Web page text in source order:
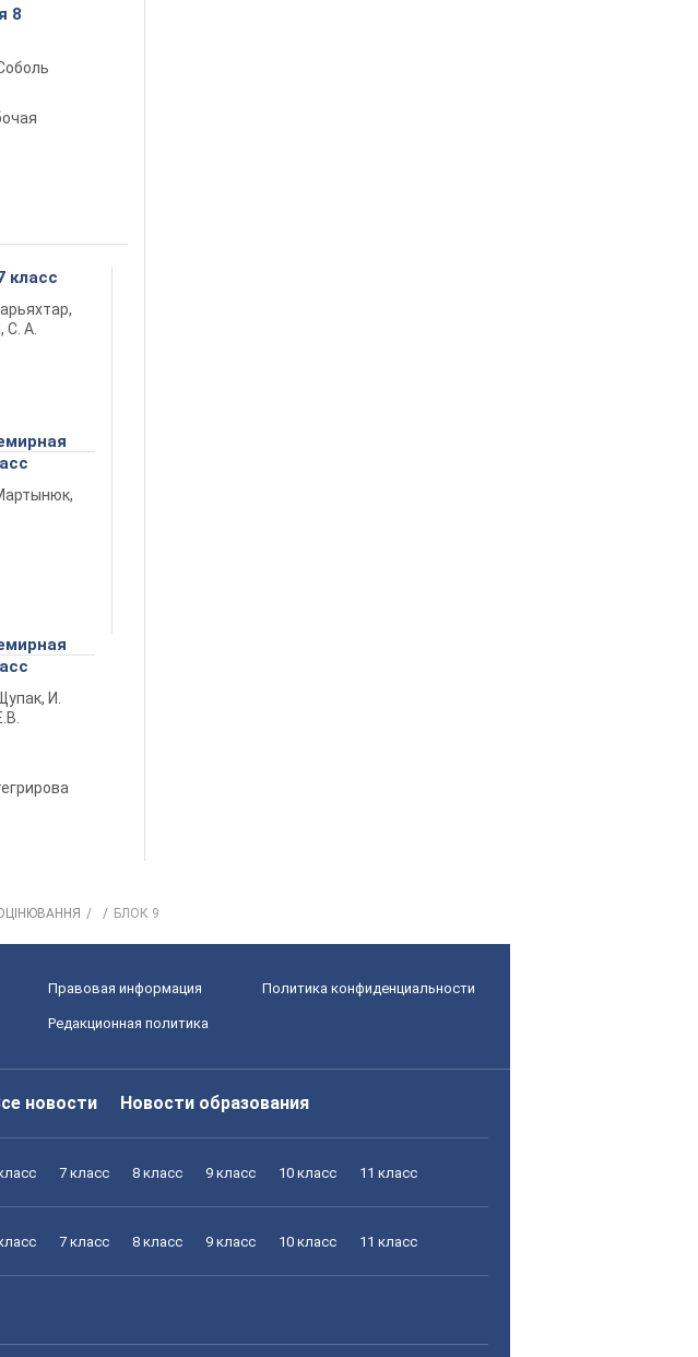
8
класс
С. А.
И.
БЛОК 9
Правовая информация Политика конфиденциальности
Редакционная политика
новости Новости образования
7 класс 8 класс 9 класс 10 класс 11 класс
7 класс 8 класс 9 класс 10 класс 11 класс